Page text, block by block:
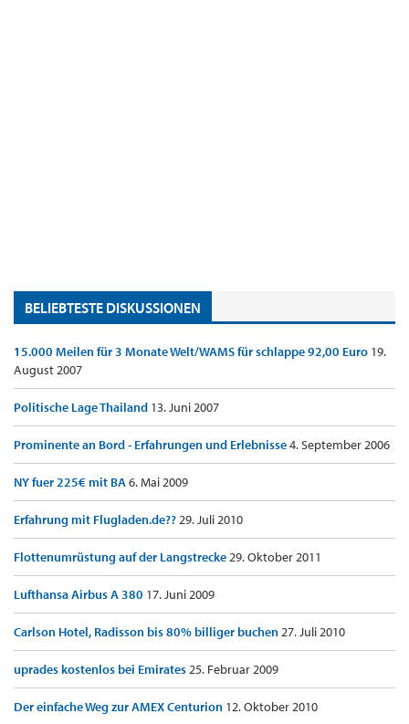
BELIEBTESTE DISKUSSIONEN
15.000 Meilen für 3 Monate Welt/WAMS für schlappe 92,00 Euro 19.
August 2007
Politische Lage Thailand 13. Juni 2007
Prominente an Bord - Erfahrungen und Erlebnisse4. September 2006
NY fuer 225€ mit BA6. Mai 2009
Erfahrung mit Flugladen.de??29. Juli 2010
Flottenumrüstung auf der Langstrecke29. Oktober 2011
Lufthansa Airbus A 380 17. Juni 2009
Carlson Hotel, Radisson bis 80% billiger buchen27. Juli 2010
uprades kostenlos bei Emirates25. Februar 2009
Der einfache Weg zur AMEX Centurion 12. Oktober 2010